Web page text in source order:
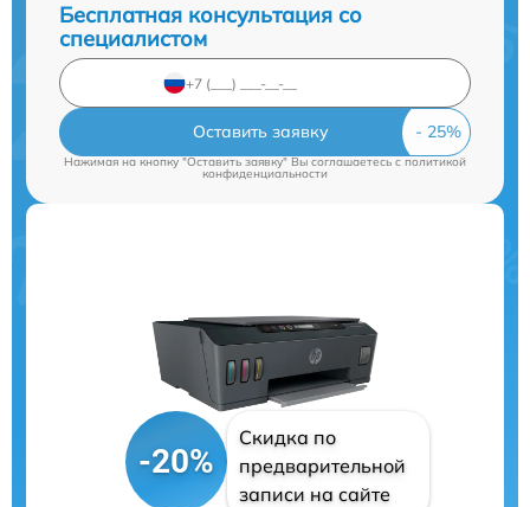
Бесплатная консультация со
специалистом
Оставить заявку
Нажимая на кнопку "Оставить заявку" Вы соглашаетесь cполитикой
конфиденциальности
-20%
Скидка по
предварительной
записи на сайте